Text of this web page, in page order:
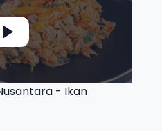
- Ikan